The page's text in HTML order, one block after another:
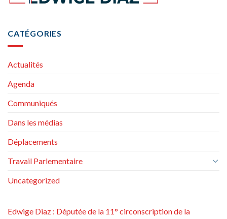
CATÉGORIES
Actualités
Agenda
Communiqués
Dans les médias
Déplacements
Travail Parlementaire
Uncategorized
Edwige Diaz : Députée de la 11° circonscription de la